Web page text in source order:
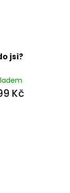
jsi?
Kč